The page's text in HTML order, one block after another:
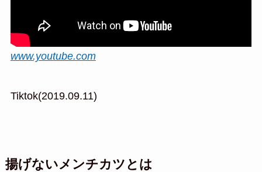
www.youtube.com
Tiktok(2019.09.11)
揚げないメンチカツとは